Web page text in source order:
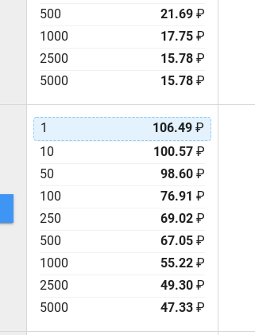
500
21.69 ₽
1000
17.75 ₽
2500
15.78 ₽
5000
15.78 ₽
1 106.49 ₽
10
100.57 ₽
50
98.60 ₽
100
76.91 ₽
250
69.02 ₽
500
67.05 ₽
1000
55.22 ₽
2500
49.30 ₽
5000
47.33 ₽